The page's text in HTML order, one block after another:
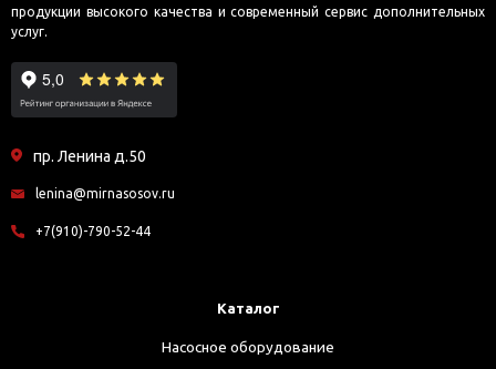
продукции высокого качества и современный сервис дополнительных
услуг.
пр. Ленина д.50
lenina@mirnasosov.ru
+7(910)-790-52-44
Каталог
Насосное оборудование